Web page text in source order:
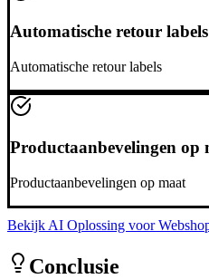
Automatische retour labels
Automatische retour labels
Productaanbevelingen op
Productaanbevelingen op maat
Bekijk AI Oplossing voor
Conclusie